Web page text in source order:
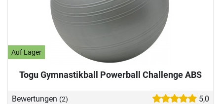
Auf Lager
Togu Gymnastikball Powerball Challenge ABS
Bewertungen (2) 5,0